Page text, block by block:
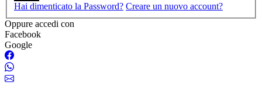
Hai dimenticato la Password? Creare un nuovo account?
Oppure accedi con
Facebook
Google